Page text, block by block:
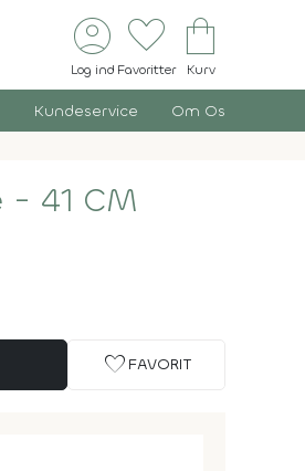
account_circle
Log ind
favorite
Favoritter
shopping_bag
Kurv
Kundeservice Om Os
41 CM
favorite FAVORIT